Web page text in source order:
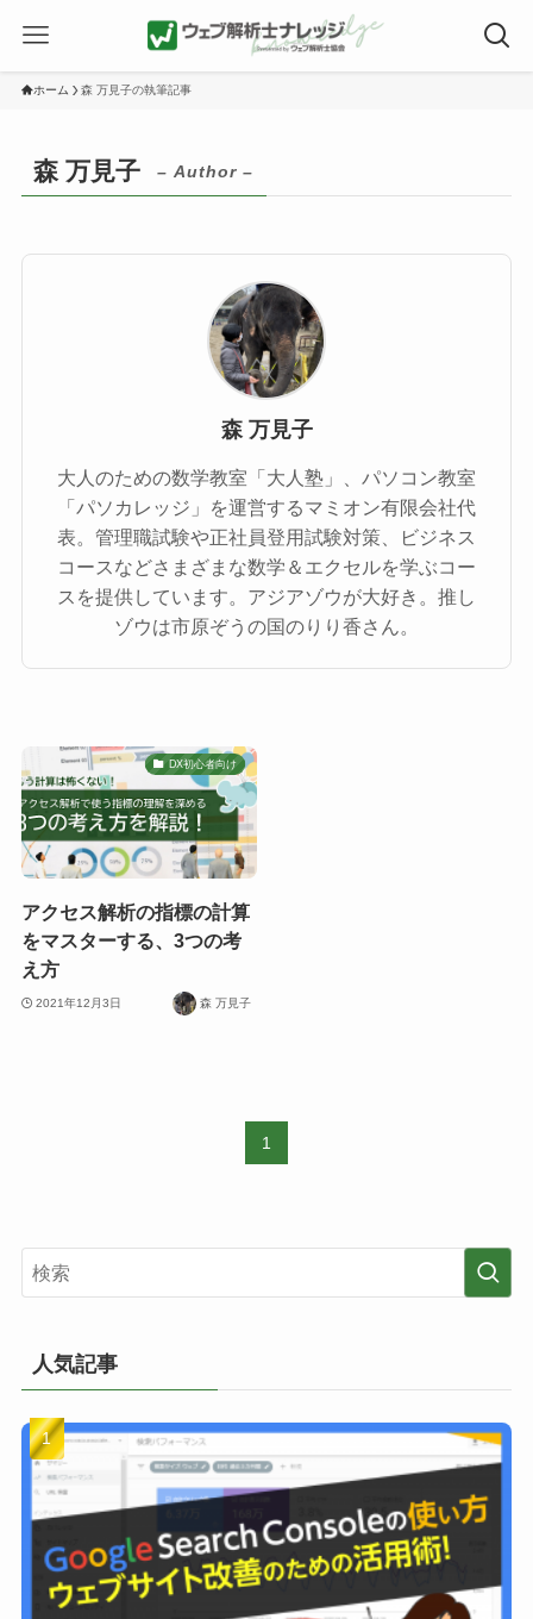
ホーム 森 万見子の執筆記事
森 万見子 – Author –
森 万見子
大人のための数学教室「大人塾」、パソコン教室
「パソカレッジ」を運営するマミオン有限会社代
表。管理職試験や正社員登用試験対策、ビジネス
コースなどさまざまな数学＆エクセルを学ぶコー
スを提供しています。アジアゾウが大好き。推し
ゾウは市原ぞうの国のりり香さん。
DX初心者向け
アクセス解析の指標の計算
をマスターする、3つの考
え方
2021年12月3日 森 万見子
1
人気記事